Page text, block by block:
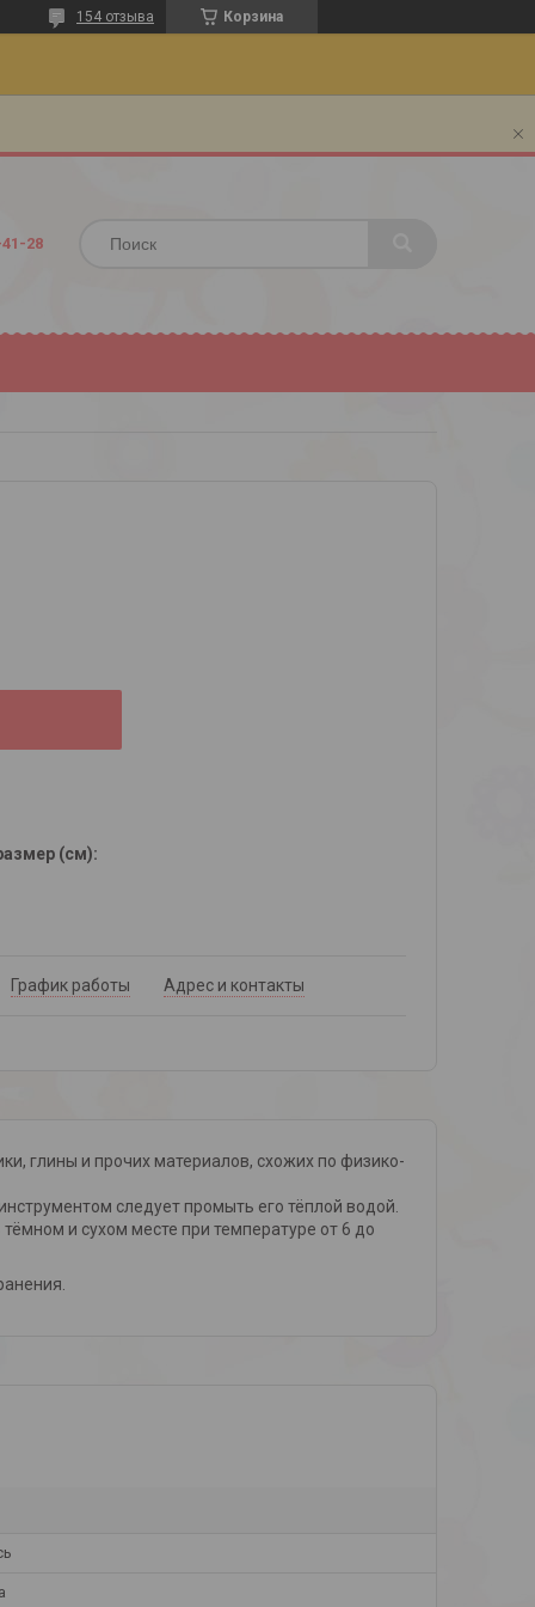
Корзина
154 отзыва
28
(см):
График работы Адрес и контакты
глины и прочих материалов, схожих по физико-
следует промыть его тёплой водой.
и сухом месте при температуре от 6 до